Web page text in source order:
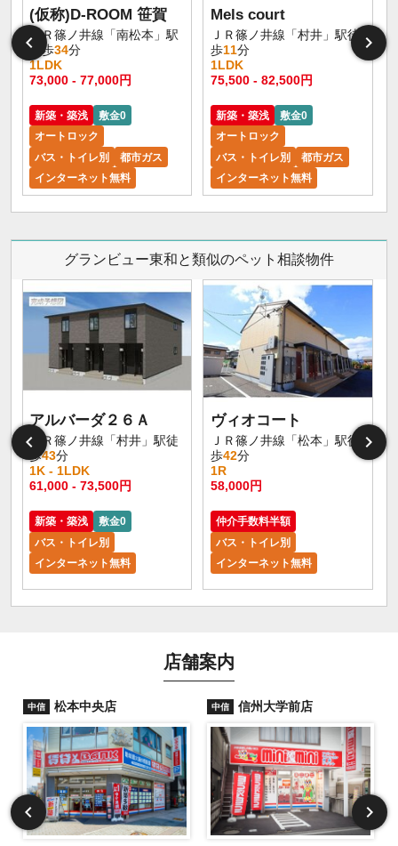
(仮称)D-ROOM 笹賀
ＪＲ篠ノ井線「南松本」駅
徒歩34分
1LDK
73,000 - 77,000円
新築・築浅
敷金0
オートロック
バス・トイレ別
都市ガス
インターネット無料
Mels court
ＪＲ篠ノ井線「村井」駅徒
歩11分
1LDK
75,500 - 82,500円
新築・築浅
敷金0
オートロック
バス・トイレ別
都市ガス
インターネット無料
グランビュー東和と類似のペット相談物件
アルバーダ２６Ａ
ＪＲ篠ノ井線「村井」駅徒
歩43分
1K - 1LDK
61,000 - 73,500円
新築・築浅
敷金0
バス・トイレ別
インターネット無料
ヴィオコート
ＪＲ篠ノ井線「松本」駅徒
歩42分
1R
58,000円
仲介手数料半額
バス・トイレ別
インターネット無料
店舗案内
中信 松本中央店 中信 信州大学前店